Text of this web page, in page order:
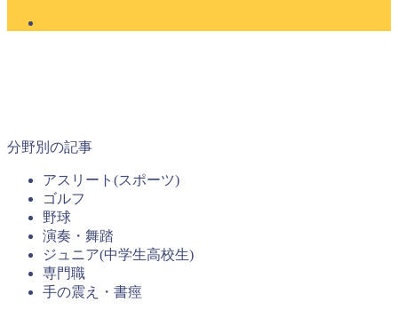
分野別の記事
アスリート(スポーツ)
ゴルフ
野球
演奏・舞踏
ジュニア(中学生高校生)
専門職
手の震え・書痙